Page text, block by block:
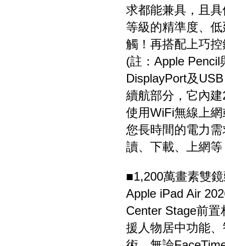
求都能兼具，且
等級的精準度、
觸！再搭配上巧
(註：Apple
DisplayPort及
續航部分，它內
使用WiFi無線上
您長時間的電力
讀、下載、上網
■1,200萬畫素雙
Apple iPad Air
Center Stage前
援人物居中功能